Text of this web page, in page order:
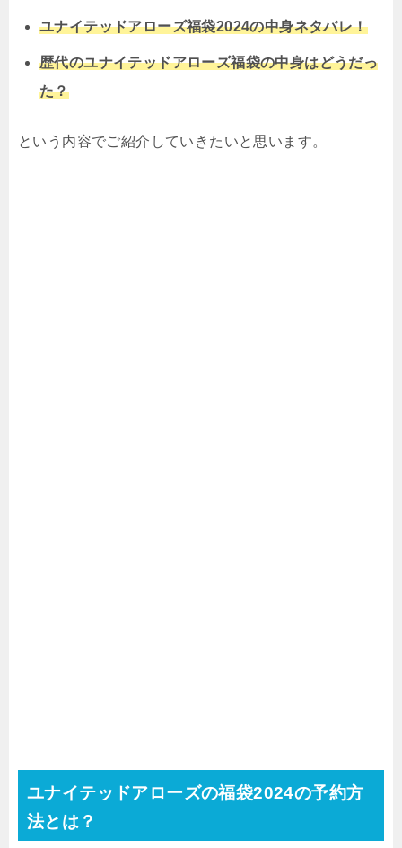
ユナイテッドアローズ福袋2024の中身ネタバレ！
歴代のユナイテッドアローズ福袋の中身はどうだっ
た？
という内容でご紹介していきたいと思います。
ユナイテッドアローズの福袋2024の予約方
法とは？